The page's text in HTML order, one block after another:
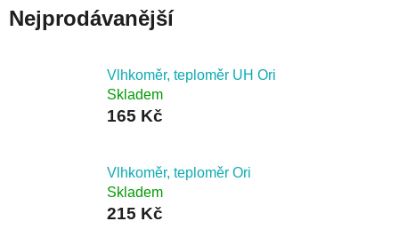
Nejprodávanější
Vlhkoměr, teploměr UH Ori
Skladem
165 Kč
Vlhkoměr, teploměr Ori
Skladem
215 Kč